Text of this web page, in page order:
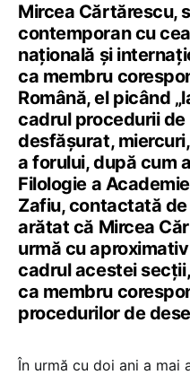
Mircea Cărtărescu,
contemporan cu
națională și
ca membru
Română, el picând
cadrul procedurii
desfășurat,
a forului, după cum
Filologie a
Zafiu, contactată
arătat că Mircea
urmă cu
cadrul acestei
ca membru
procedurilor de
În urmă cu doi ani a mai